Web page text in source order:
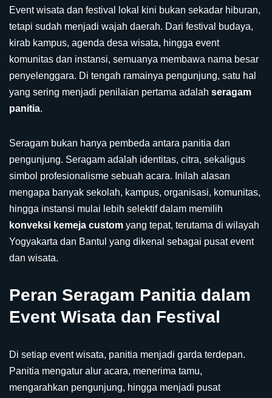
Event wisata dan festival lokal kini bukan sekadar hiburan,
tetapi sudah menjadi wajah daerah. Dari festival budaya,
kirab kampus, agenda desa wisata, hingga event
komunitas dan instansi, semuanya membawa nama besar
penyelenggara. Di tengah ramainya pengunjung, satu hal
yang sering menjadi penilaian pertama adalah seragam
panitia.
Seragam bukan hanya pembeda antara panitia dan
pengunjung. Seragam adalah identitas, citra, sekaligus
simbol profesionalisme sebuah acara. Inilah alasan
mengapa banyak sekolah, kampus, organisasi, komunitas,
hingga instansi mulai lebih selektif dalam memilih
konveksi kemeja custom yang tepat, terutama di wilayah
Yogyakarta dan Bantul yang dikenal sebagai pusat event
dan wisata.
Peran Seragam Panitia dalam
Event Wisata dan Festival
Di setiap event wisata, panitia menjadi garda terdepan.
Panitia mengatur alur acara, menerima tamu,
mengarahkan pengunjung, hingga menjadi pusat